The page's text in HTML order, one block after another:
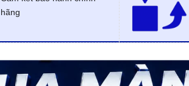
hãng